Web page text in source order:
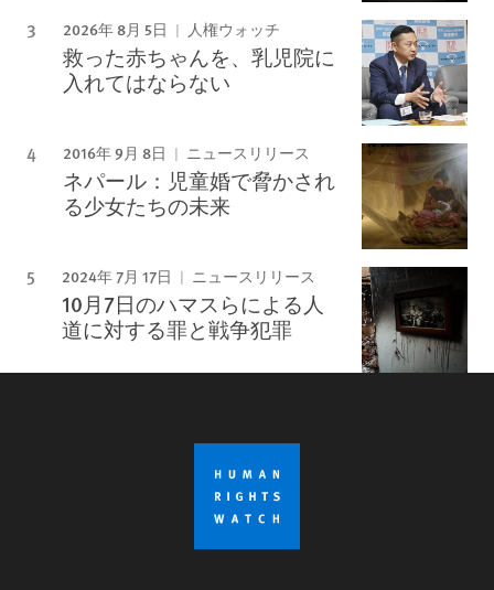
2026年 8月 5日 人権ウォッチ
救った赤ちゃんを、乳児院に
入れてはならない
2016年 9月 8日 ニュースリリース
ネパール：児童婚で脅かされ
る少女たちの未来
2024年 7月 17日 ニュースリリース
10月7日のハマスらによる人
道に対する罪と戦争犯罪